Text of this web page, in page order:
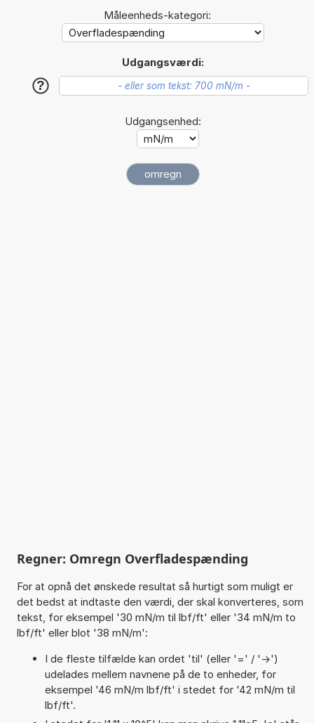
Måleenheds-kategori:
Udgangsværdi:
?
Udgangsenhed:
Regner: Omregn Overfladespænding
For at opnå det ønskede resultat så hurtigt som muligt er
det bedst at indtaste den værdi, der skal konverteres, som
tekst, for eksempel '30 mN/m til lbf/ft' eller '34 mN/m to
lbf/ft' eller blot '38 mN/m':
I de fleste tilfælde kan ordet 'til' (eller '=' / '->')
udelades mellem navnene på de to enheder, for
eksempel '46 mN/m lbf/ft' i stedet for '42 mN/m til
lbf/ft'.